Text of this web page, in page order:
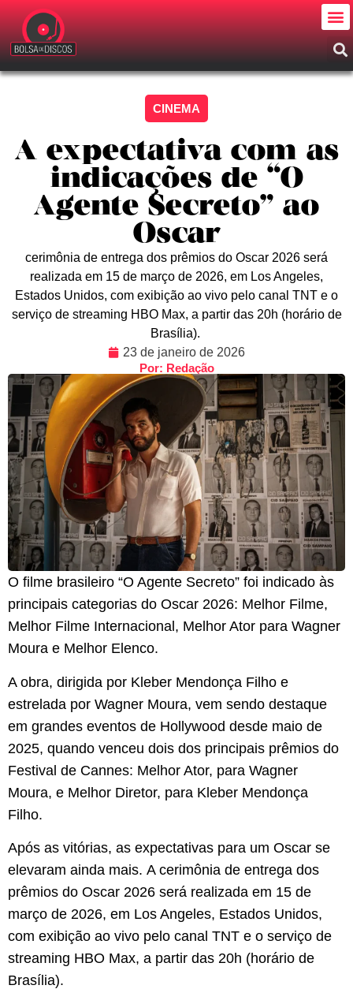
CINEMA
A expectativa com as
indicações de “O
Agente Secreto” ao
Oscar
cerimônia de entrega dos prêmios do Oscar 2026 será
realizada em 15 de março de 2026, em Los Angeles,
Estados Unidos, com exibição ao vivo pelo canal TNT e o
serviço de streaming HBO Max, a partir das 20h (horário de
Brasília).
23 de janeiro de 2026
Por: Redação
O filme brasileiro “O Agente Secreto” foi indicado às
principais categorias do Oscar 2026: Melhor Filme,
Melhor Filme Internacional, Melhor Ator para Wagner
Moura e Melhor Elenco.
A obra, dirigida por Kleber Mendonça Filho e
estrelada por Wagner Moura, vem sendo destaque
em grandes eventos de Hollywood desde maio de
2025, quando venceu dois dos principais prêmios do
Festival de Cannes: Melhor Ator, para Wagner
Moura, e Melhor Diretor, para Kleber Mendonça
Filho.
Após as vitórias, as expectativas para um Oscar se
elevaram ainda mais. A cerimônia de entrega dos
prêmios do Oscar 2026 será realizada em 15 de
março de 2026, em Los Angeles, Estados Unidos,
com exibição ao vivo pelo canal TNT e o serviço de
streaming HBO Max, a partir das 20h (horário de
Brasília).